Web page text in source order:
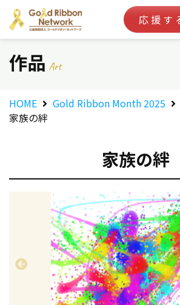
応援す
作品 Art
HOME Gold Ribbon Month 2025
家族の絆
家族の絆